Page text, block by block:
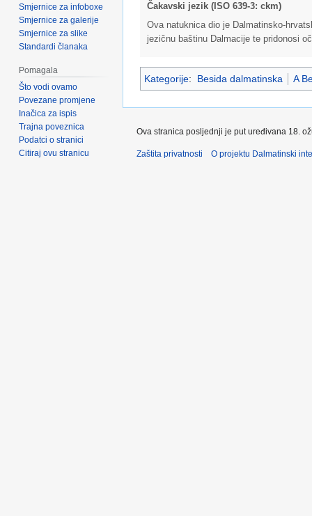
Čakavski jezik (ISO 639-3: ckm)
Ova natuknica dio je Dalmatinsko-
jezičnu baštinu Dalmacije te pridonosi
Kategorije: Besida dalmatinska A
Smjernice za infoboxe
Smjernice za galerije
Smjernice za slike
Standardi članaka
Pomagala
Što vodi ovamo
Povezane promjene
Inačica za ispis
Trajna poveznica
Podatci o stranici
Citiraj ovu stranicu
Ova stranica posljednji je put uređivana 18.
Zaštita privatnosti O projektu Dalmatinski